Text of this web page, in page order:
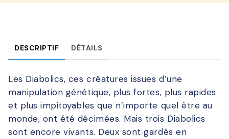
DESCRIPTIF DÉTAILS
Les Diabolics, ces créatures issues d’une
manipulation génétique, plus fortes, plus rapides
et plus impitoyables que n’importe quel être au
monde, ont été décimées. Mais trois Diabolics
sont encore vivants. Deux sont gardés en